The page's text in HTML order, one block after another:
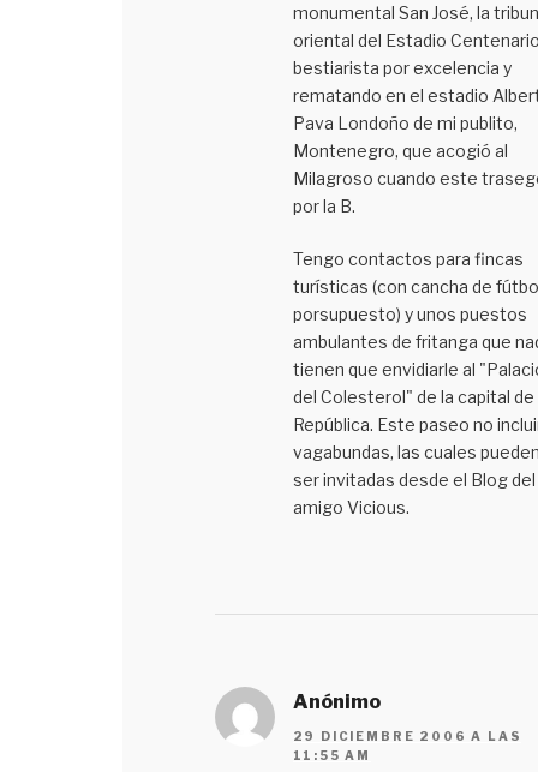
monumental San José, la
oriental del Estadio
bestiarista por excelencia y
rematando en el estadio
Pava Londoño de mi publito,
Montenegro, que acogió al
Milagroso cuando este
por la B.
Tengo contactos para fincas
turísticas (con cancha de
porsupuesto) y unos puestos
ambulantes de fritanga que
tienen que envidiarle al
del Colesterol" de la capital de
República. Este paseo no
vagabundas, las cuales
ser invitadas desde el Blog del
amigo Vicious.
Anónimo
29 DICIEMBRE 2006 A LAS
11:55 AM